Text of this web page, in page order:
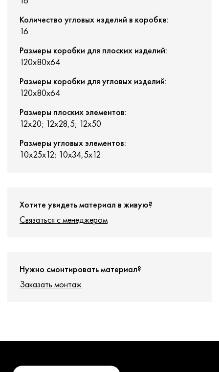
Количество угловых изделий в коробке:
16
Размеры коробки для плоских изделий:
120x80x64
Размеры коробки для угловых изделий:
120x80x64
Размеры плоских элементов:
12x20; 12x28,5; 12x50
Размеры угловых элементов:
10х25х12; 10х34,5х12
Хотите увидеть материал в живую?
Связаться с менеджером
Нужно смонтировать материал?
Заказать монтаж